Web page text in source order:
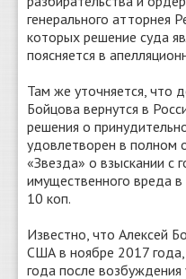
генерального атторнея
которых решение суда
поясняется в
Там же уточняется, что
Бойцова вернутся в
решения о
удовлетворен в полном
«Звезда» о взыскании с
имущественного вреда
10 коп.
Известно, что Алексей
США в ноябре 2017
года после